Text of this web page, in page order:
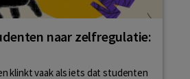
naar zelfregulatie:
klinkt vaak als iets dat studenten